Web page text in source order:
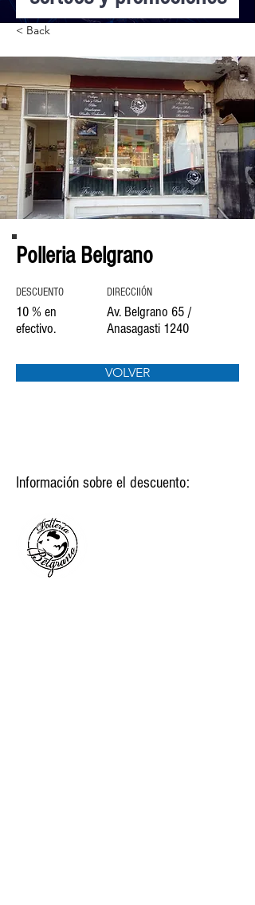
< Back
Polleria Belgrano
DESCUENTO
10 % en
efectivo.
DIRECCIIÓN
Av. Belgrano 65 /
Anasagasti 1240
VOLVER
Información sobre el descuento: